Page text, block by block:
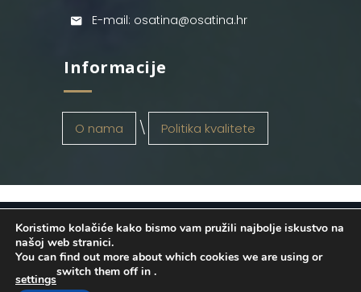
E-mail: osatina@osatina.hr
Informacije
O nama Politika kvalitete
OSATINA GRUPA d.o.o. 2026
. Configured
byINFOS Osijek. Sva prava pridržana.
Koristimo kolačiće kako bismo vam pružili najbolje iskustvo na
našoj web stranici.
You can find out more about which cookies we are using or
switch them off in
settings
.